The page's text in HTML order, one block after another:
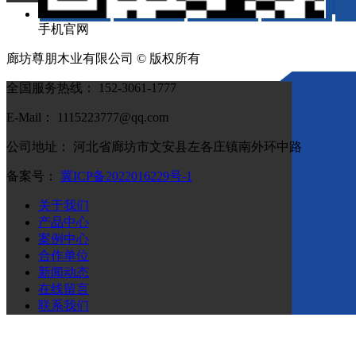
手机官网
廊坊尊朋木业有限公司 © 版权所有
全国服务热线： 152-3061-1777
E-Mail： 1115223777@qq.com
公司地址： 河北省廊坊市文安县左各庄镇南外环中路
备案号： 冀ICP备2022016229号-1
关于我们
产品中心
案例中心
合作单位
新闻动态
在线留言
联系我们